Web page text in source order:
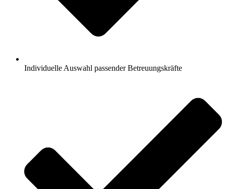
Individuelle Auswahl passender Betreuungskräfte